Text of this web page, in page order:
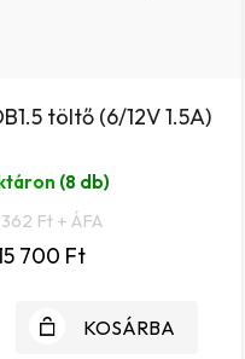
töltő (6/12V 1.5A)
(8 db)
362 Ft + ÁFA
700 Ft
KOSÁRBA